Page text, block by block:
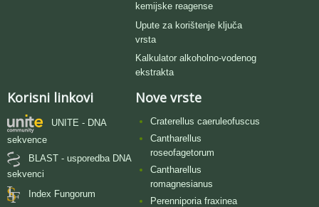
kemijske reagense
Upute za korištenje ključa
vrsta
Kalkulator alkoholno-vodenog
ekstrakta
Korisni linkovi
UNITE - DNA
sekvence
BLAST - usporedba DNA
sekvenci
Index Fungorum
Nove vrste
Craterellus caeruleofuscus
Cantharellus
roseofagetorum
Cantharellus
romagnesianus
Perenniporia fraxinea